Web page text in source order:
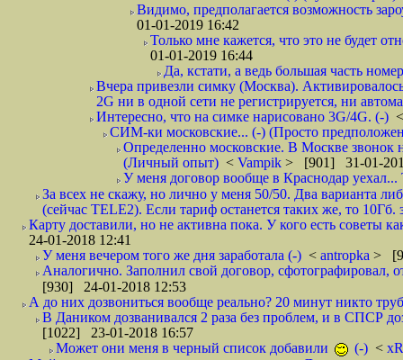
Видимо, предполагается возможность
01-01-2019 16:42
Только мне кажется, что это не будет
01-01-2019 16:44
Да, кстати, а ведь большая часть
Вчера привезли симку (Москва).
2G ни в одной сети не регистрируется, ни
Интересно, что на симке нарисовано 3G/4G. (-)
СИМ-ки московские... (-) (Просто
Определенно московские. В Москве звонок
(Личный опыт) < Vampik > [901] 31-01-
У меня договор вообще в Краснодар
За всех не скажу, но лично у меня 50/50. Два варианта
(сейчас TELE2). Если тариф останется таких же, то
Карту доставили, но не активна пока. У кого есть советы
24-01-2018 12:41
У меня вечером того же дня заработала (-) < antropka >
Аналогично. Заполнил свой договор,
[930] 24-01-2018 12:53
А до них дозвониться вообще реально? 20 минут никто
В Даником дозванивался 2 раза без проблем, и в СПСР
[1022] 23-01-2018 16:57
Может они меня в черный список добавили
(-) <